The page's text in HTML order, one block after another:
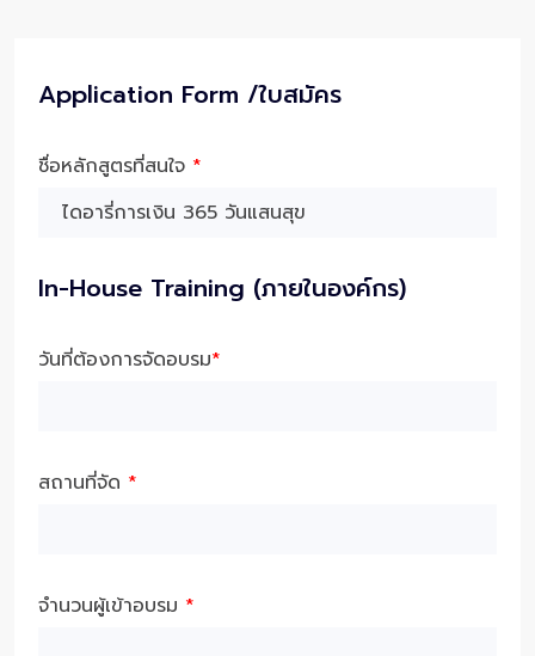
Application Form /ใบสมัคร
ชื่อหลักสูตรที่สนใจ *
In-House Training (ภายในองค์กร)
วันที่ต้องการจัดอบรม*
สถานที่จัด *
จำนวนผู้เข้าอบรม *